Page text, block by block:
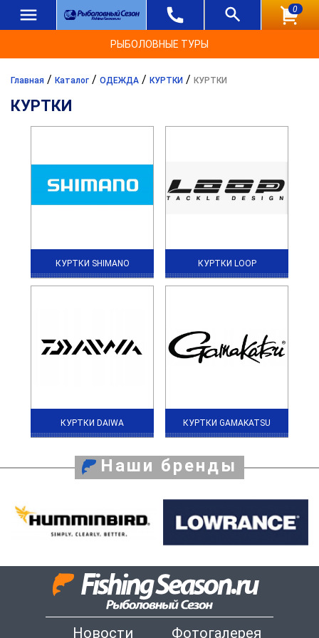
0
РЫБОЛОВНЫЕ ТУРЫ
Главная / Каталог / ОДЕЖДА / КУРТКИ / КУРТКИ
КУРТКИ
КУРТКИ SHIMANO КУРТКИ LOOP
КУРТКИ DAIWA КУРТКИ GAMAKATSU
Наши бренды
Новости Фотогалерея